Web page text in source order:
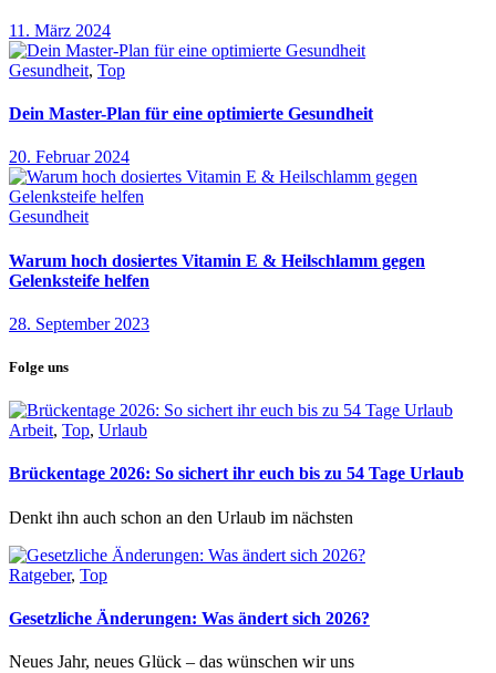
11. März 2024
Gesundheit, Top
Dein Master-Plan für eine optimierte Gesundheit
20. Februar 2024
Gesundheit
Warum hoch dosiertes Vitamin E & Heilschlamm gegen
Gelenksteife helfen
28. September 2023
Folge uns
Arbeit, Top, Urlaub
Brückentage 2026: So sichert ihr euch bis zu 54 Tage Urlaub
Denkt ihn auch schon an den Urlaub im nächsten
Ratgeber, Top
Gesetzliche Änderungen: Was ändert sich 2026?
Neues Jahr, neues Glück – das wünschen wir uns